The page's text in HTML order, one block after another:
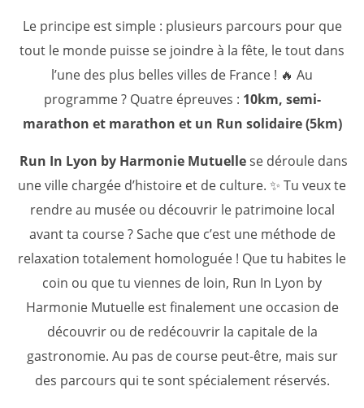
Le principe est simple : plusieurs parcours pour que
tout le monde puisse se joindre à la fête, le tout dans
l’une des plus belles villes de France ! 🔥 Au
programme ? Quatre épreuves : 10km, semi-
marathon et marathon et un Run solidaire (5km)
Run In Lyon by Harmonie Mutuellese déroule dans
une ville chargée d’histoire et de culture. ✨ Tu veux te
rendre au musée ou découvrir le patrimoine local
avant ta course ? Sache que c’est une méthode de
relaxation totalement homologuée ! Que tu habites le
coin ou que tu viennes de loin, Run In Lyon by
Harmonie Mutuelle est finalement une occasion de
découvrir ou de redécouvrir la capitale de la
gastronomie. Au pas de course peut-être, mais sur
des parcours qui te sont spécialement réservés.